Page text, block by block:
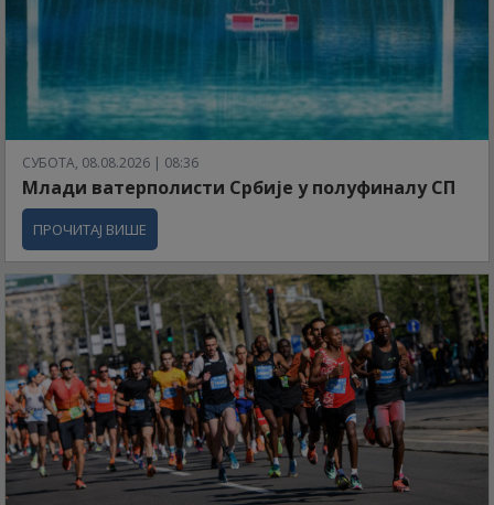
СУБОТА, 08.08.2026 | 08:36
Млади ватерполисти Србије у полуфиналу СП
ПРОЧИТАЈ ВИШЕ